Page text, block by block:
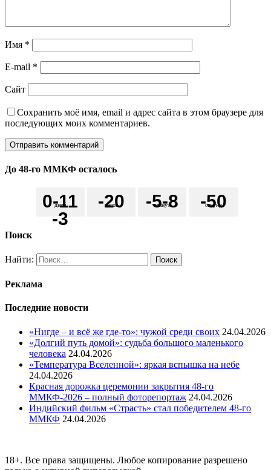
Имя *
E-mail *
Сайт
Сохранить моё имя, email и адрес сайта в этом браузере для
последующих моих комментариев.
До 48-го ММКФ осталось
дней
0-11
-3
часов
-20 минут
-5-8 секунд
-50
Поиск
Найти:
Реклама
Последние новости
«Нигде – и всё же где-то»: чужой среди своих 24.04.2026
«Долгий путь домой»: судьба большого маленького
человека 24.04.2026
«Температура Вселенной»: яркая вспышка на небе
24.04.2026
Красная дорожка церемонии закрытия 48-го
ММКФ-2026 – полный фоторепортаж 24.04.2026
Индийский фильм «Страсть» стал победителем 48-го
ММКФ 24.04.2026
18+. Все права защищены. Любое копирование разрешено